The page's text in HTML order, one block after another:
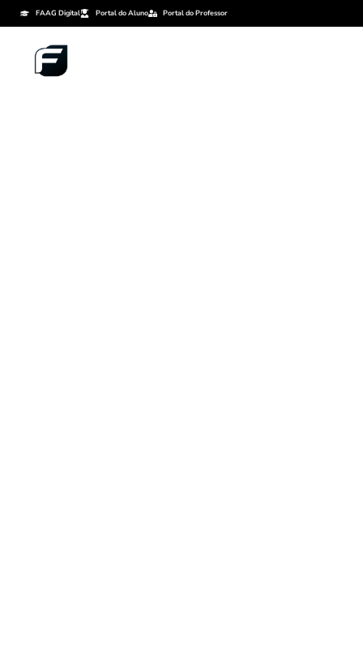
FAAG Digital Portal do Aluno Portal do Professor